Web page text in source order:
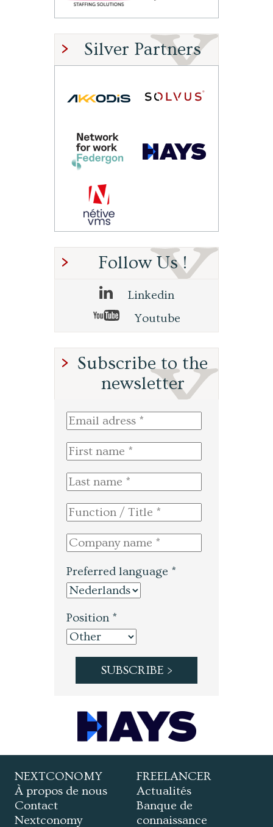
Silver Partners
Follow Us !
Linkedin
Youtube
Subscribe to the
newsletter
Preferred language *
Position *
NEXTCONOMY
À propos de nous
Contact
Nextconomy
FREELANCER
Actualités
Banque de
connaissance